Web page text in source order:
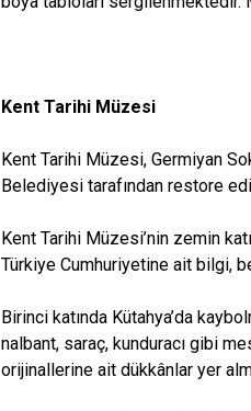
Kent Tarihi Müzesi
Kent Tarihi Müzesi, Germiyan
Belediyesi tarafından restore
Kent Tarihi Müzesi’nin zemin
Türkiye Cumhuriyetine ait bilgi,
Birinci katında Kütahya’da
nalbant, saraç, kunduracı gibi
orijinallerine ait dükkânlar yer